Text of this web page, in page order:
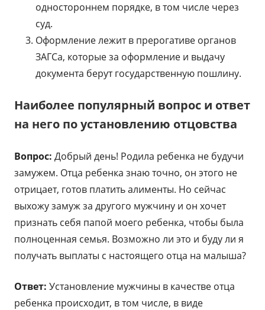
одностороннем порядке, в том числе через
суд.
Оформление лежит в прерогативе органов
ЗАГСа, которые за оформление и выдачу
документа берут государственную пошлину.
Наиболее популярный вопрос и ответ
на него по установлению отцовства
Вопрос: Добрый день! Родила ребенка не будучи
замужем. Отца ребенка знаю точно, он этого не
отрицает, готов платить алименты. Но сейчас
выхожу замуж за другого мужчину и он хочет
признать себя папой моего ребенка, чтобы была
полноценная семья. Возможно ли это и буду ли я
получать выплаты с настоящего отца на малыша?
Ответ: Установление мужчины в качестве отца
ребенка происходит, в том числе, в виде